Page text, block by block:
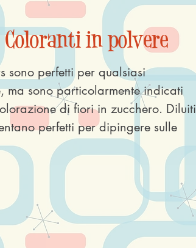
in polvere
sono perfetti per qualsiasi
ma sono particolarmente indicati
di fiori in zucchero. Diluiti
perfetti per dipingere sulle